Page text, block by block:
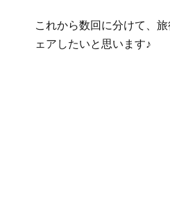
これから数回に分けて、
ェアしたいと思います♪